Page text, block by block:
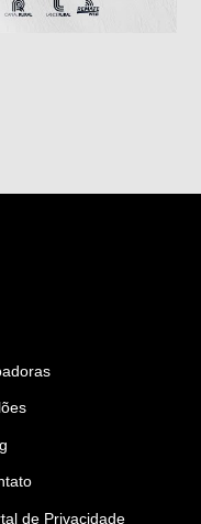
de Privacidade